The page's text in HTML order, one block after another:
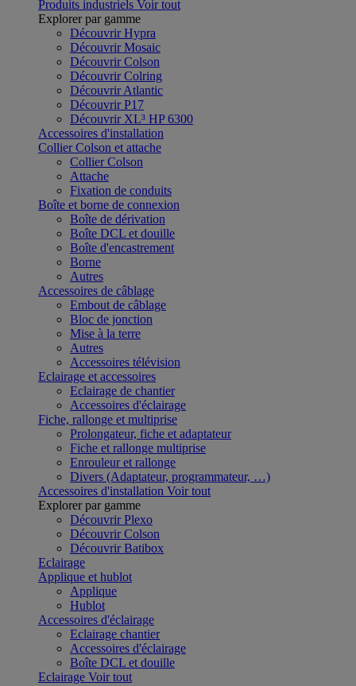
Produits industriels Voir tout
Explorer par gamme
Découvrir Hypra
Découvrir Mosaic
Découvrir Colson
Découvrir Colring
Découvrir Atlantic
Découvrir P17
Découvrir XL³ HP 6300
Accessoires d'installation
Collier Colson et attache
Collier Colson
Attache
Fixation de conduits
Boîte et borne de connexion
Boîte de dérivation
Boîte DCL et douille
Boîte d'encastrement
Borne
Autres
Accessoires de câblage
Embout de câblage
Bloc de jonction
Mise à la terre
Autres
Accessoires télévision
Eclairage et accessoires
Eclairage de chantier
Accessoires d'éclairage
Fiche, rallonge et multiprise
Prolongateur, fiche et adaptateur
Fiche et rallonge multiprise
Enrouleur et rallonge
Divers (Adaptateur, programmateur, …)
Accessoires d'installation Voir tout
Explorer par gamme
Découvrir Plexo
Découvrir Colson
Découvrir Batibox
Eclairage
Applique et hublot
Applique
Hublot
Accessoires d'éclairage
Eclairage chantier
Accessoires d'éclairage
Boîte DCL et douille
Eclairage Voir tout